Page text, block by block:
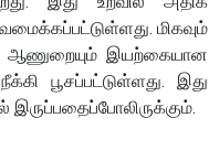
மிகவும்
ஆணுறையும் இயற்கையான
பூசப்பட்டுள்ளது. இது